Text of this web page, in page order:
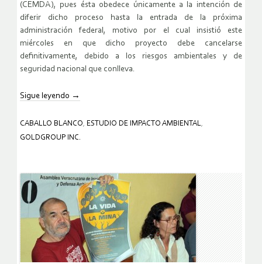
(CEMDA), pues ésta obedece únicamente a la intención de
diferir dicho proceso hasta la entrada de la próxima
administración federal, motivo por el cual insistió este
miércoles en que dicho proyecto debe cancelarse
definitivamente, debido a los riesgos ambientales y de
seguridad nacional que conlleva.
Sigue leyendo →
CABALLO BLANCO, ESTUDIO DE IMPACTO AMBIENTAL,
GOLDGROUP INC.